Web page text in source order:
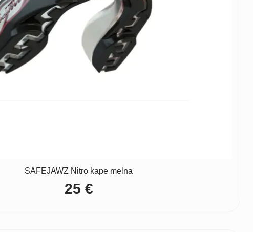
SAFEJAWZ Nitro kape melna
25 €